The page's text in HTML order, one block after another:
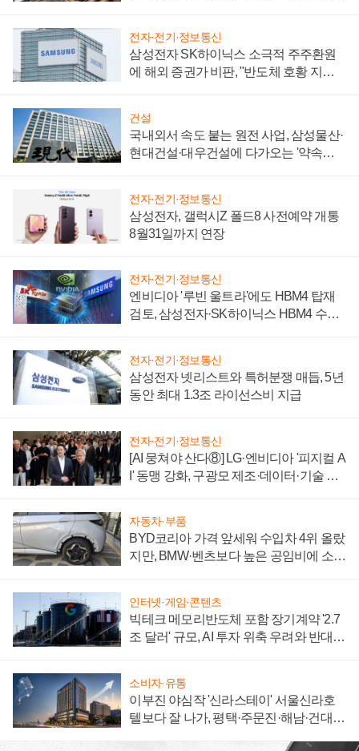
전자·전기·정보통신
삼성전자 SK하이닉스 소극적 주주환원
에 해외 증권가 비판, "반도체 호황 지속
건설
국내외서 속도 붙는 원전 사업, 삼성물산·
현대건설·대우건설에 다가오는 '약속의
전자·전기·정보통신
삼성전자, 갤럭시Z 폴드8 사전예약 개통
8월31일까지 연장
전자·전기·정보통신
엔비디아 '루빈 울트라'에도 HBM4 탑재
검토, 삼성전자·SK하이닉스 HBM4 수율
전자·전기·정보통신
삼성전자 넷리스트와 특허분쟁 매듭, 5년
동안 최대 1.3조 라이선스비 지급
전자·전기·정보통신
[AI 뭉쳐야 산다⑧] LG·엔비디아 '피지컬 A
I' 동맹 강화, 구광모 제조·데이터·기술 결
자동차·부품
BYD코리아 가격 앞세워 수입차 4위 올랐
지만, BMW·벤츠보다 높은 공임비에 소비
인터넷·게임·콘텐츠
빅테크 메모리반도체 포함 장기계약 '2.7
조 달러' 규모, AI 투자 위축 우려와 반대
소비자·유통
이부진 야심작 '신라스테이' 서울신라호
텔보다 잘 나가, 평택·주문진·해남·건대로